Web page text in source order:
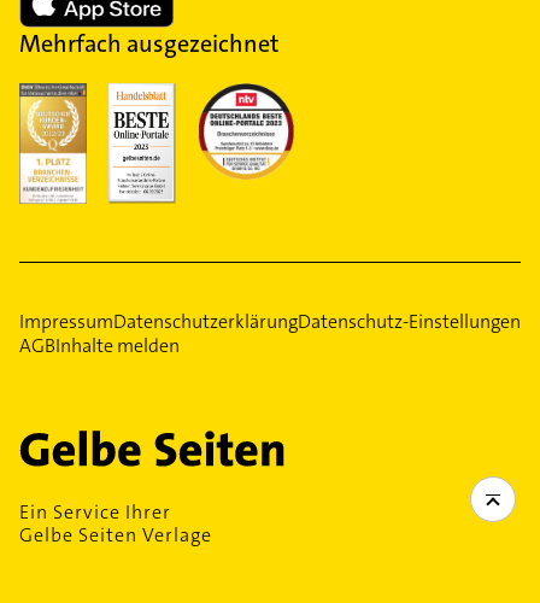
Mehrfach ausgezeichnet
ImpressumDatenschutzerklärungDatenschutz-Einstellungen
AGBInhalte melden
Ein Service Ihrer
Gelbe Seiten Verlage